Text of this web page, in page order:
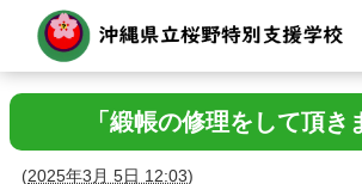
「緞帳の修理をして頂き
(2025年3月 5日 12:03)